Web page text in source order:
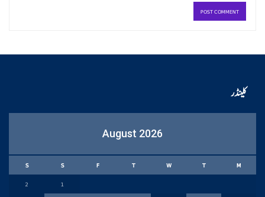
کلینڈر
August 2026
M
T
W
T
F
S
S
1
2